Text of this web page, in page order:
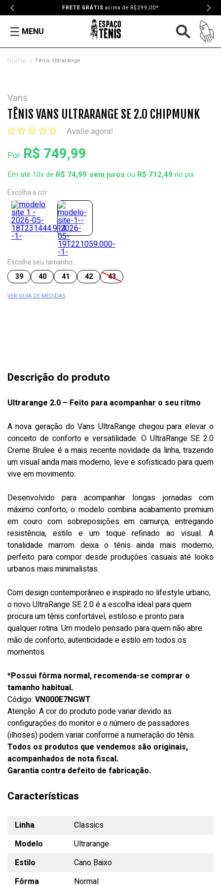
FRETE GRÁTIS acima de R$299,00*
MENU
Tênis Ultrarange
Vans
TÊNIS VANS ULTRARANGE SE 2.0 CHIPMUNK
Avalie agora!
Por: R$ 749,99
Em até 10x de R$ 74,99 ou R$ 712,49no pix
Escolha a cor:
Escolha seu tamanho:
39
40 41 42 43
VER GUIA DE MEDIDAS
Descrição do produto
Ultrarange 2.0 – Feito para acompanhar o seu ritmo
A nova geração do Vans UltraRange chegou para elevar o
conceito de conforto e versatilidade. O UltraRange SE 2.0
Creme Brulee é a mais recente novidade da linha, trazendo
um visual ainda mais moderno, leve e sofisticado para quem
vive em movimento.
Desenvolvido para acompanhar longas jornadas com
máximo conforto, o modelo combina acabamento premium
em couro com sobreposições em camurça, entregando
resistência, estilo e um toque refinado ao visual. A
tonalidade marrom deixa o tênis ainda mais moderno,
perfeito para compor desde produções casuais até looks
urbanos mais minimalistas.
Com design contemporâneo e inspirado no lifestyle urbano,
o novo UltraRange SE 2.0 é a escolha ideal para quem
procura um tênis confortável, estiloso e pronto para
qualquer rotina. Um modelo pensado para quem não abre
mão de conforto, autenticidade e estilo em todos os
momentos.
*Possui fôrma normal, recomenda-se comprar o
tamanho habitual.
Código: VN000E7NGWT.
Atenção: A cor do produto pode variar devido as
configurações do monitor e o número de passadores
(ilhoses) podem variar conforme a numeração do tênis.
Todos os produtos que vendemos são originais,
acompanhados de nota fiscal.
Garantia contra defeito de fabricação.
Características
Linha
Classics
Modelo
Ultrarange
Estilo
Cano Baixo
Fôrma
Normal